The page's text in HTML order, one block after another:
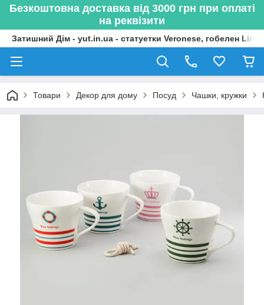
Безкоштовна доставка від 3000 грн при оплаті
на реквізити
Затишний Дім - yut.in.ua - статуетки Veronese, гобелен
Товари Декор для дому Посуд Чашки, кружки